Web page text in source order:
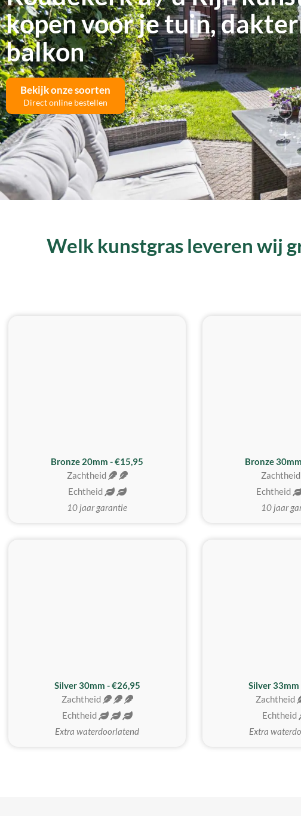
kopen voor je tuin,
balkon
Bekijk onze soorten
Direct online bestellen
Welk kunstgras leveren wij
Bronze 20mm - €15,95
Zachtheid
Echtheid
10 jaar garantie
Bronze
Zachtheid
Echtheid
10 jaar
Silver 30mm - €26,95
Zachtheid
Echtheid
Extra waterdoorlatend
Silver 33mm
Zachtheid
Echtheid
Extra